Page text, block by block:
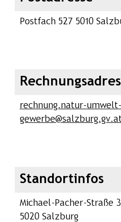
Postfach 527 5010
rechnung.natur-umwelt-
Standortinfos
Michael-Pacher-Straße
5020 Salzburg